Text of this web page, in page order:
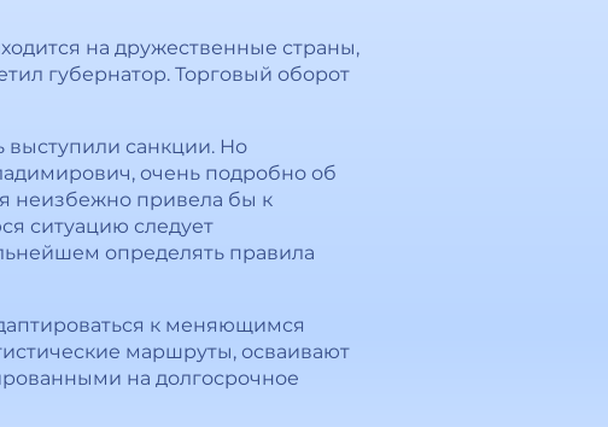
на дружественные страны,
губернатор. Торговый оборот
выступили санкции. Но
очень подробно об
неизбежно привела бы к
ситуацию следует
определять правила
к меняющимся
маршруты, осваивают
на долгосрочное